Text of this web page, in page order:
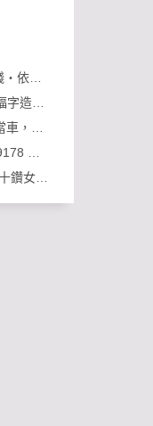
更划算
超值選！
車議價
裝 203
黃金年代